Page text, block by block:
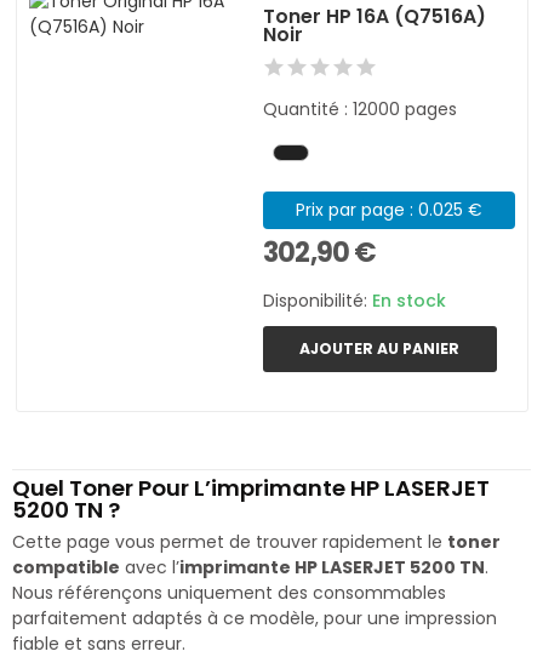
Toner HP 16A (Q7516A)
Noir
Quantité : 12000 pages
Prix par page : 0.025 €
302,90 €
Disponibilité: En stock
AJOUTER AU PANIER
Quel Toner Pour L’imprimante HP LASERJET
5200 TN ?
Cette page vous permet de trouver rapidement le toner
compatible avec l’imprimante HP LASERJET 5200 TN.
Nous référençons uniquement des consommables
parfaitement adaptés à ce modèle, pour une impression
fiable et sans erreur.